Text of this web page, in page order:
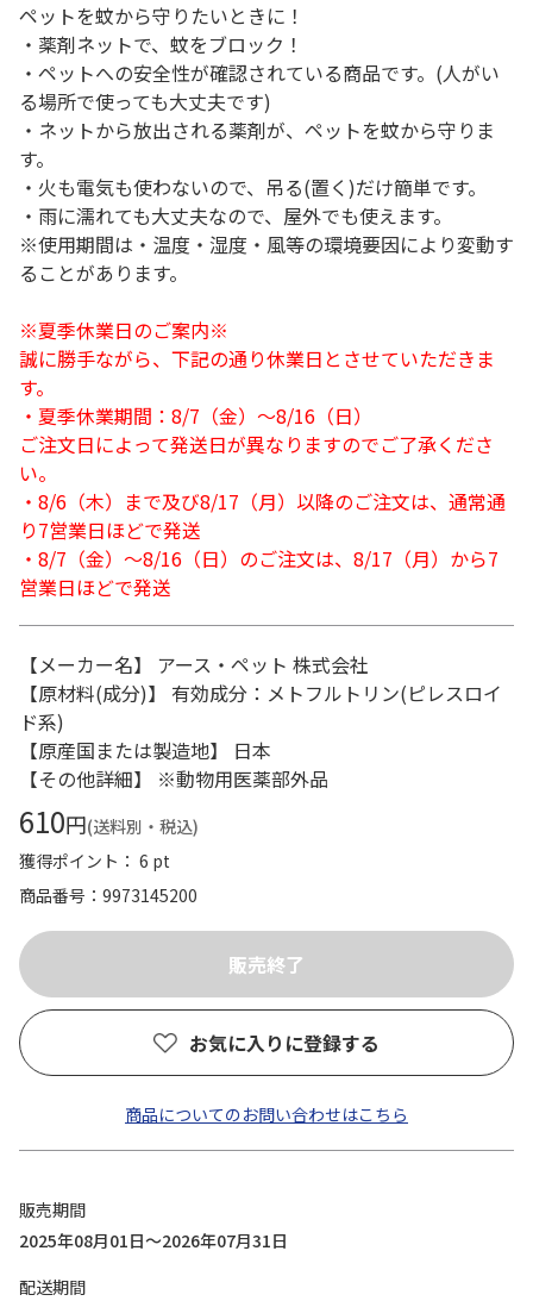
ペットを蚊から守りたいときに！
・薬剤ネットで、蚊をブロック！
・ペットへの安全性が確認されている商品です。(人がい
る場所で使っても大丈夫です)
・ネットから放出される薬剤が、ペットを蚊から守りま
す。
・火も電気も使わないので、吊る(置く)だけ簡単です。
・雨に濡れても大丈夫なので、屋外でも使えます。
※使用期間は・温度・湿度・風等の環境要因により変動す
ることがあります。
※夏季休業日のご案内※
誠に勝手ながら、下記の通り休業日とさせていただきま
す。
・夏季休業期間：8/7（金）～8/16（日）
ご注文日によって発送日が異なりますのでご了承くださ
い。
・8/6（木）まで及び8/17（月）以降のご注文は、通常通
り7営業日ほどで発送
・8/7（金）～8/16（日）のご注文は、8/17（月）から7
営業日ほどで発送
【メーカー名】 アース・ペット 株式会社
【原材料(成分)】 有効成分：メトフルトリン(ピレスロイ
ド系)
【原産国または製造地】 日本
【その他詳細】 ※動物用医薬部外品
610円(送料別・税込)
獲得ポイント： 6 pt
商品番号
9973145200
お気に入りに登録する
商品についてのお問い合わせはこちら
販売期間
2025年08月01日～2026年07月31日
配送期間